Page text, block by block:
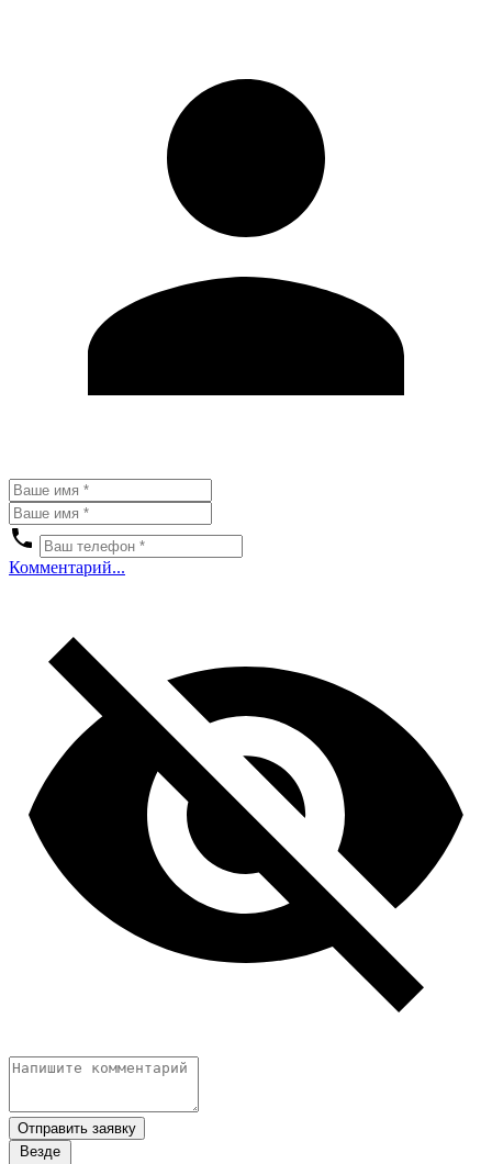
Комментарий...
Отправить заявку
Везде